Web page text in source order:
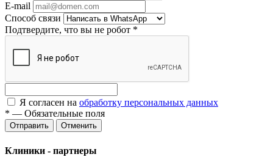
E-mail
Способ связи
Подтвердите, что вы не робот *
Я согласен на обработку персональных данных
* — Обязательные поля
Отменить
Клиники - партнеры